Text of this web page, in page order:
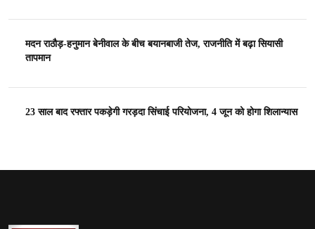
मदन राठौड़-हनुमान बेनीवाल के बीच बयानबाजी तेज, राजनीति में बढ़ा सियासी
तापमान
23 साल बाद रफ्तार पकड़ेगी गरड़दा सिंचाई परियोजना, 4 जून को होगा शिलान्यास